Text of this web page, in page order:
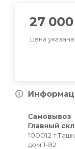
27 000
Цена
Самовывоз
Главный
100012
дом 1-82